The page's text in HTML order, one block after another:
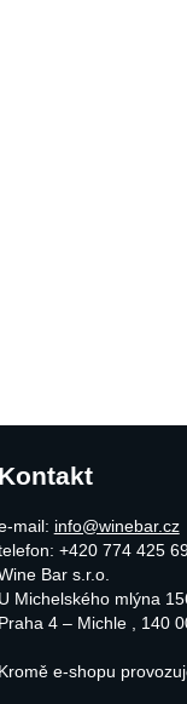
mail: info@winebar.cz
+420 774 425
Bar s.r.o.
Michelského mlýna
4 – Michle
140
e-shopu